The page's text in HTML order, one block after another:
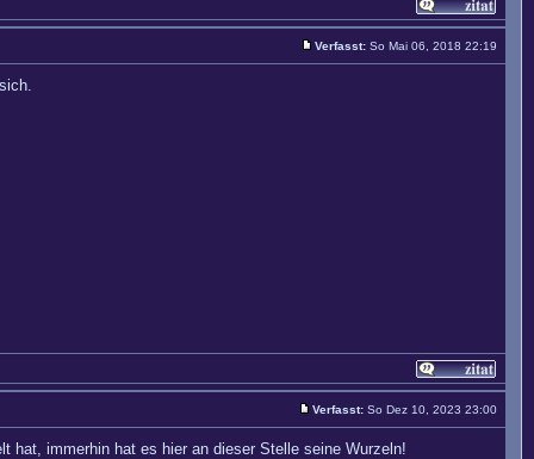
Verfasst: So Mai 06, 2018 22:19
Verfasst: So Dez 10, 2023 23:00
hat, immerhin hat es hier an dieser Stelle seine Wurzeln!